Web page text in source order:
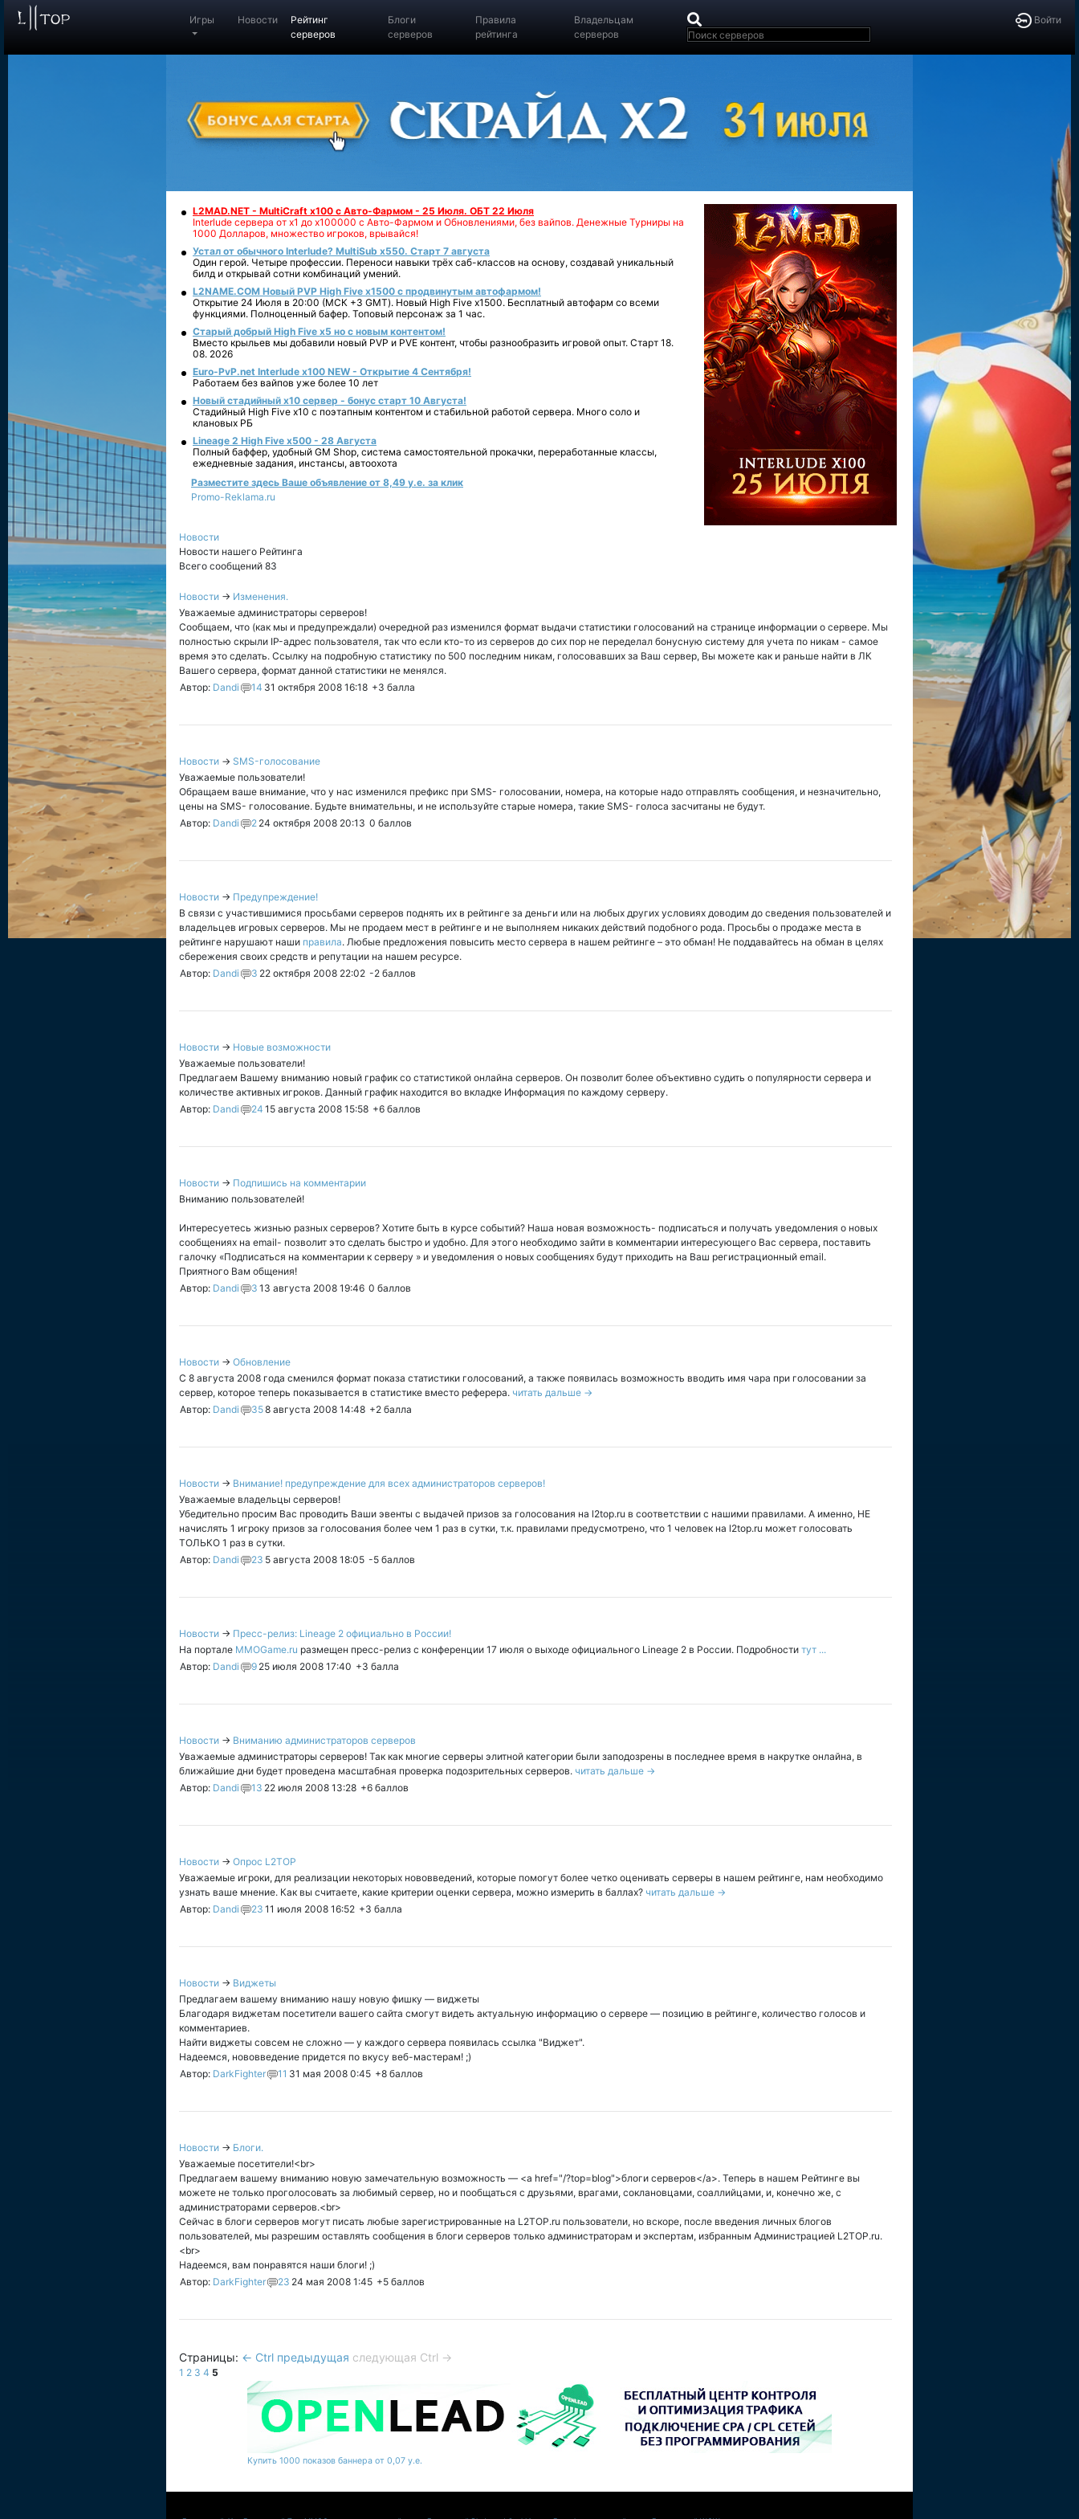
Войти
Игры Новости
Рейтинг
серверов
Блоги
серверов
Правила
рейтинга
Владельцам
серверов
L2MAD.NET - MultiCraft x100 с Авто-Фармом - 25 Июля. ОБТ 22 Июля
Interlude сервера от х1 до х100000 с Авто-Фармом и Обновлениями, без вайпов. Денежные Турниры на
1000 Долларов, множество игроков, врывайся!
Устал от обычного Interlude? MultiSub x550. Старт 7 августа
Один герой. Четыре профессии. Переноси навыки трёх саб-классов на основу, создавай уникальный
билд и открывай сотни комбинаций умений.
L2NAME.COM Новый PVP High Five x1500 с продвинутым автофармом!
Открытие 24 Июля в 20:00 (МСК +3 GMT). Новый High Five x1500. Бесплатный автофарм со всеми
функциями. Полноценный бафер. Топовый персонаж за 1 час.
Старый добрый High Five x5 но с новым контентом!
Вместо крыльев мы добавили новый PVP и PVE контент, чтобы разнообразить игровой опыт. Старт 18.
08. 2026
Euro-PvP.net Interlude х100 NEW - Открытие 4 Сентября!
Работаем без вайпов уже более 10 лет
Новый стадийный х10 сервер - бонус старт 10 Августа!
Стадийный High Five x10 с поэтапным контентом и стабильной работой сервера. Много соло и
клановых РБ
Lineage 2 High Five x500 - 28 Августа
Полный баффер, удобный GM Shop, система самостоятельной прокачки, переработанные классы,
ежедневные задания, инстансы, автоохота
Разместите здесь Ваше объявление от 8,49 у.е. за клик
Promo-Reklama.ru
Новости
Новости нашего Рейтинга
Всего сообщений 83
Новости → Изменения.
Уважаемые администраторы серверов!
Сообщаем, что (как мы и предупреждали) очередной раз изменился формат выдачи статистики голосований на странице информации о сервере. Мы
полностью скрыли IP-адрес пользователя, так что если кто-то из серверов до сих пор не переделал бонусную систему для учета по никам - самое
время это сделать. Ссылку на подробную статистику по 500 последним никам, голосовавших за Ваш сервер, Вы можете как и раньше найти в ЛК
Вашего сервера, формат данной статистики не менялся.
Автор: Dandi 14 31 октября 2008 16:18 +3 балла
Новости → SMS-голосование
Уважаемые пользователи!
Обращаем ваше внимание, что у нас изменился префикс при SMS- голосовании, номера, на которые надо отправлять сообщения, и незначительно,
цены на SMS- голосование. Будьте внимательны, и не используйте старые номера, такие SMS- голоса засчитаны не будут.
Автор: Dandi 2 24 октября 2008 20:13 0 баллов
Новости → Предупреждение!
В связи с участившимися просьбами серверов поднять их в рейтинге за деньги или на любых других условиях доводим до сведения пользователей и
владельцев игровых серверов. Мы не продаем мест в рейтинге и не выполняем никаких действий подобного рода. Просьбы о продаже места в
рейтинге нарушают наши правила. Любые предложения повысить место сервера в нашем рейтинге – это обман! Не поддавайтесь на обман в целях
сбережения своих средств и репутации на нашем ресурсе.
Автор: Dandi 3 22 октября 2008 22:02 -2 баллов
Новости → Новые возможности
Уважаемые пользователи!
Предлагаем Вашему вниманию новый график со статистикой онлайна серверов. Он позволит более объективно судить о популярности сервера и
количестве активных игроков. Данный график находится во вкладке Информация по каждому серверу.
Автор: Dandi 24 15 августа 2008 15:58 +6 баллов
Новости → Подпишись на комментарии
Вниманию пользователей!
Интересуетесь жизнью разных серверов? Хотите быть в курсе событий? Наша новая возможность- подписаться и получать уведомления о новых
сообщениях на email- позволит это сделать быстро и удобно. Для этого необходимо зайти в комментарии интересующего Вас сервера, поставить
галочку «Подписаться на комментарии к серверу » и уведомления о новых сообщениях будут приходить на Ваш регистрационный email.
Приятного Вам общения!
Автор: Dandi 3 13 августа 2008 19:46 0 баллов
Новости → Обновление
С 8 августа 2008 года сменился формат показа статистики голосований, а также появилась возможность вводить имя чара при голосовании за
сервер, которое теперь показывается в статистике вместо реферера. читать дальше →
Автор: Dandi 358 августа 2008 14:48 +2 балла
Новости → Внимание! предупреждение для всех администраторов серверов!
Уважаемые владельцы серверов!
Убедительно просим Вас проводить Ваши эвенты с выдачей призов за голосования на l2top.ru в соответствии с нашими правилами. А именно, НЕ
начислять 1 игроку призов за голосования более чем 1 раз в сутки, т.к. правилами предусмотрено, что 1 человек на l2top.ru может голосовать
ТОЛЬКО 1 раз в сутки.
Автор: Dandi 23 5 августа 2008 18:05 -5 баллов
Новости → Пресс-релиз: Lineage 2 официально в России!
На портале MMOGame.ru размещен пресс-релиз с конференции 17 июля о выходе официального Lineage 2 в России. Подробности тут ...
Автор: Dandi 9 25 июля 2008 17:40 +3 балла
Новости → Вниманию администраторов серверов
Уважаемые администраторы серверов! Так как многие серверы элитной категории были заподозрены в последнее время в накрутке онлайна, в
ближайшие дни будет проведена масштабная проверка подозрительных серверов. читать дальше →
Автор: Dandi 13 22 июля 2008 13:28 +6 баллов
Новости → Опрос L2TOP
Уважаемые игроки, для реализации некоторых нововведений, которые помогут более четко оценивать серверы в нашем рейтинге, нам необходимо
узнать ваше мнение. Как вы считаете, какие критерии оценки сервера, можно измерить в баллах? читать дальше →
Автор: Dandi 23 11 июля 2008 16:52 +3 балла
Новости → Виджеты
Предлагаем вашему вниманию нашу новую фишку — виджеты
Благодаря виджетам посетители вашего сайта смогут видеть актуальную информацию о сервере — позицию в рейтинге, количество голосов и
комментариев.
Найти виджеты совсем не сложно — у каждого сервера появилась ссылка "Виджет".
Надеемся, нововведение придется по вкусу веб-мастерам! ;)
Автор: DarkFighter 11 31 мая 2008 0:45 +8 баллов
Новости → Блоги.
Уважаемые посетители!<br>
Предлагаем вашему вниманию новую замечательную возможность — <a href="/?top=blog">блоги серверов</a>. Теперь в нашем Рейтинге вы
можете не только проголосовать за любимый сервер, но и пообщаться с друзьями, врагами, соклановцами, соаллийцами, и, конечно же, с
администраторами серверов.<br>
Сейчас в блоги серверов могут писать любые зарегистрированные на L2TOP.ru пользователи, но вскоре, после введения личных блогов
пользователей, мы разрешим оставлять сообщения в блоги серверов только администраторам и экспертам, избранным Администрацией L2TOP.ru.
<br>
Надеемся, вам понравятся наши блоги! ;)
Автор: DarkFighter 23 24 мая 2008 1:45 +5 баллов
Страницы: ← Ctrl предыдущая следующая Ctrl →
1 2 3 4 5
Купить 1000 показов баннера от 0,07 у.е.